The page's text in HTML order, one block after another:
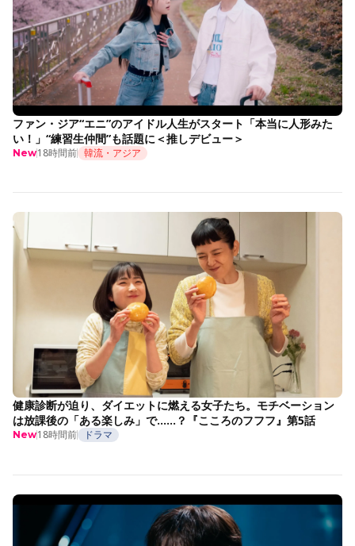
ファン・ジア“エニ”のアイドル人生がスタート「本当に人形みた
い！」“練習生仲間”も話題に＜推しデビュー＞
New18時間前 韓流・アジア
健康診断が迫り、ダイエットに燃える女子たち。モチベーション
は放課後の「ある楽しみ」で……？『こころのフフフ』第5話
New18時間前 ドラマ